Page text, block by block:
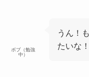
ボブ（勉強
中）
うん！
たいな！